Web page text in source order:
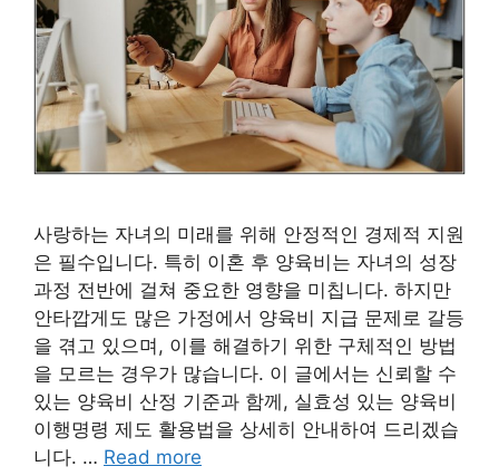
사랑하는 자녀의 미래를 위해 안정적인 경제적 지원
은 필수입니다. 특히 이혼 후 양육비는 자녀의 성장
과정 전반에 걸쳐 중요한 영향을 미칩니다. 하지만
안타깝게도 많은 가정에서 양육비 지급 문제로 갈등
을 겪고 있으며, 이를 해결하기 위한 구체적인 방법
을 모르는 경우가 많습니다. 이 글에서는 신뢰할 수
있는 양육비 산정 기준과 함께, 실효성 있는 양육비
이행명령 제도 활용법을 상세히 안내하여 드리겠습
니다. … Read more